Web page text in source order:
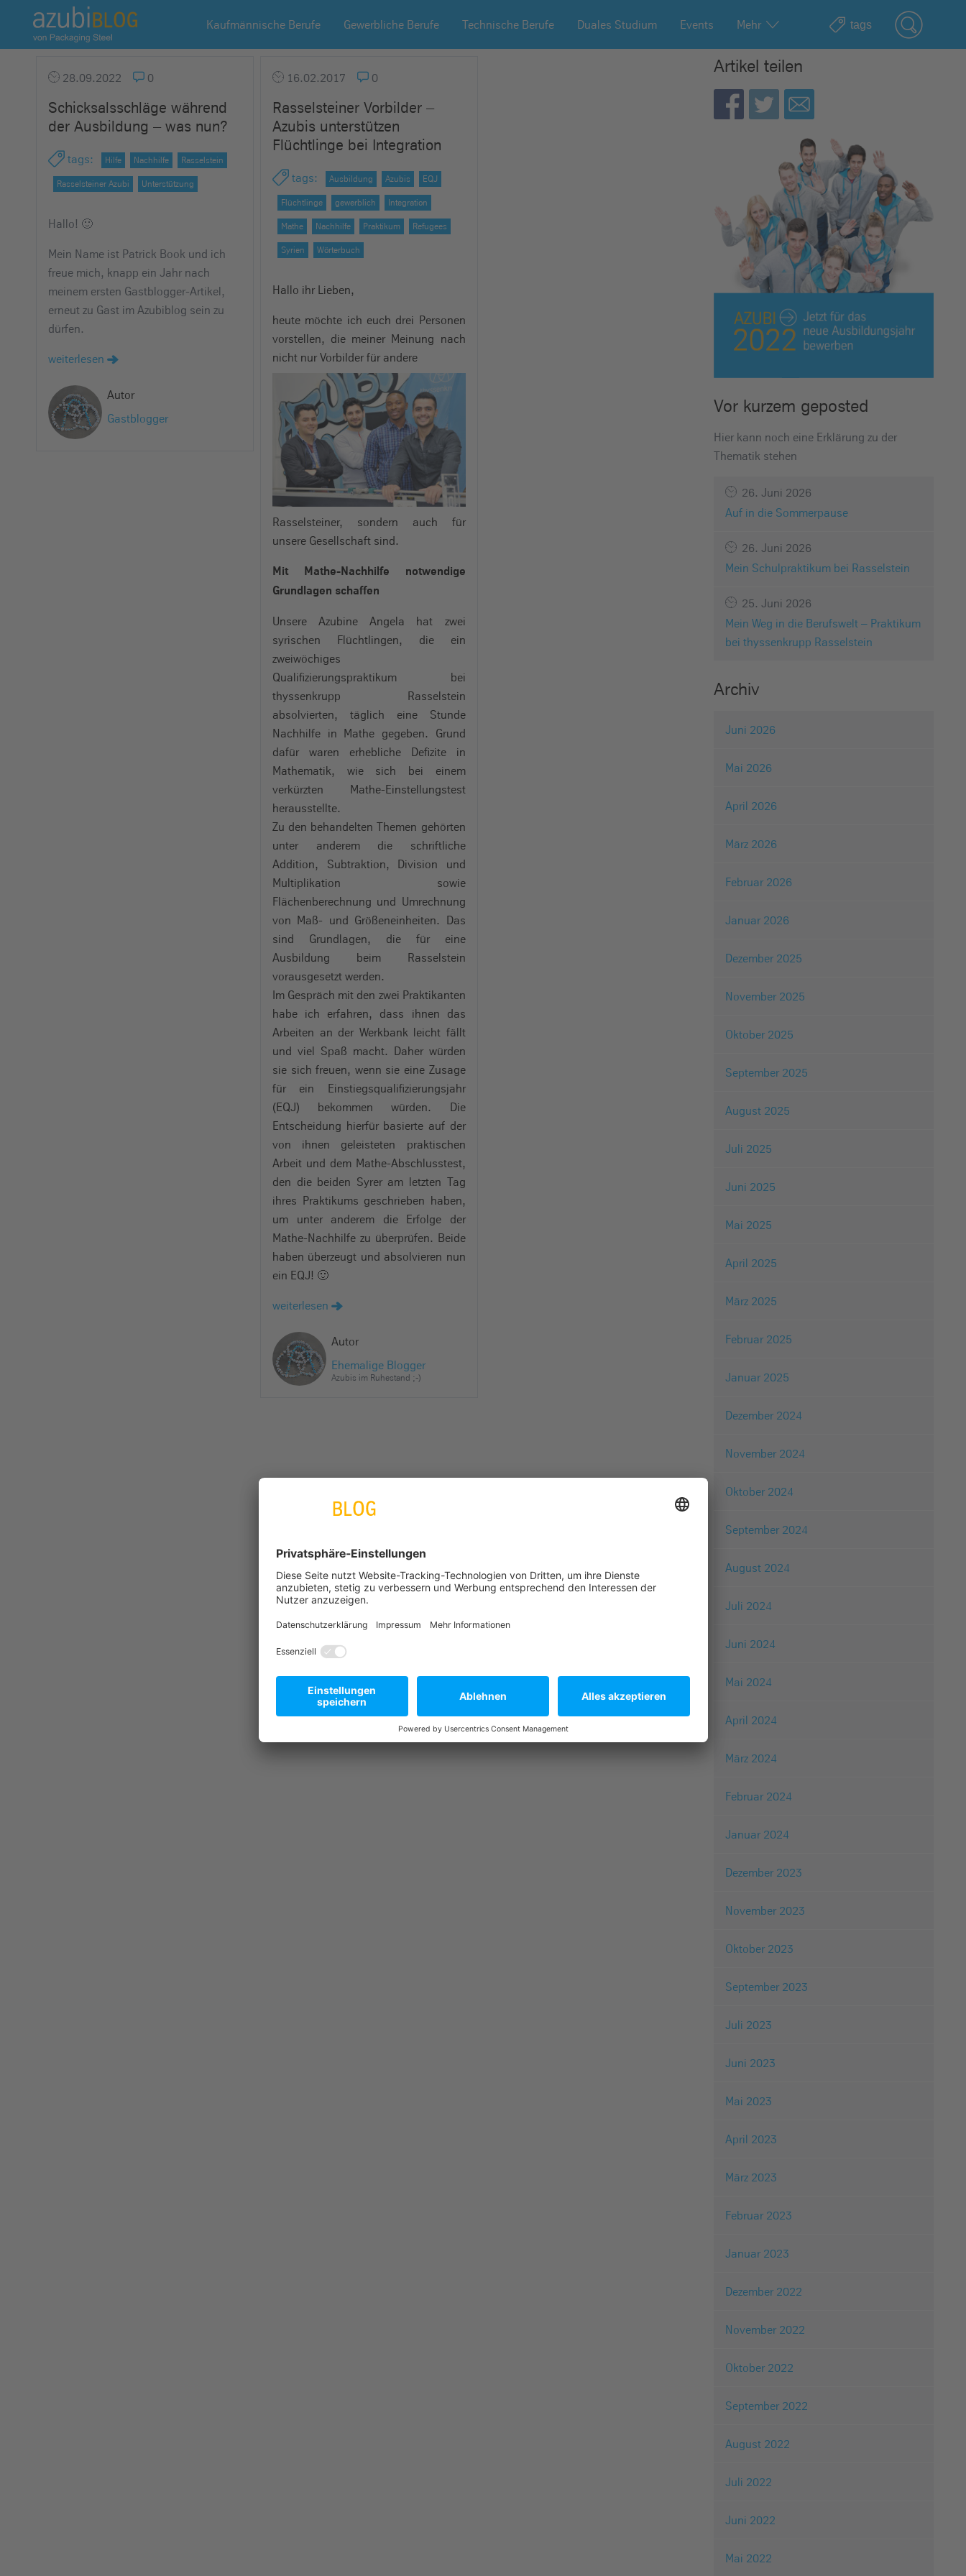
A
z
u
Kaufmännische Berufe Gewerbliche Berufe Technische Berufe Duales Studium Events Mehr
28.09.2022 0
Schicksalsschläge während
der Ausbildung – was nun?
tags: Hilfe Nachhilfe Rasselstein
Rasselsteiner Azubi Unterstützung
Hallo! 🙂
Mein Name ist Patrick Book und ich
freue mich, knapp ein Jahr nach
meinem ersten Gastblogger-Artikel,
erneut zu Gast im Azubiblog sein zu
dürfen.
weiterlesen
Autor
Gastblogger
16.02.2017 0
Rasselsteiner Vorbilder –
Azubis unterstützen
Flüchtlinge bei Integration
tags: Ausbildung Azubis EQJ
Flüchtlinge gewerblich Integration
Mathe Nachhilfe Praktikum Refugees
Syrien Wörterbuch
Hallo ihr Lieben,
heute möchte ich euch drei Personen
vorstellen, die meiner Meinung nach
nicht nur Vorbilder für andere
Rasselsteiner, sondern auch für
unsere Gesellschaft sind.
Mit Mathe-Nachhilfe notwendige
Grundlagen schaffen
Unsere Azubine Angela hat zwei
syrischen Flüchtlingen, die ein
zweiwöchiges
Qualifizierungspraktikum bei
thyssenkrupp Rasselstein
absolvierten, täglich eine Stunde
Nachhilfe in Mathe gegeben. Grund
dafür waren erhebliche Defizite in
Mathematik, wie sich bei einem
verkürzten Mathe-Einstellungstest
herausstellte.
Zu den behandelten Themen gehörten
unter anderem die schriftliche
Addition, Subtraktion, Division und
Multiplikation sowie
Flächenberechnung und Umrechnung
von Maß- und Größeneinheiten. Das
sind Grundlagen, die für eine
Ausbildung beim Rasselstein
vorausgesetzt werden.
Im Gespräch mit den zwei Praktikanten
habe ich erfahren, dass ihnen das
Arbeiten an der Werkbank leicht fällt
und viel Spaß macht. Daher würden
sie sich freuen, wenn sie eine Zusage
für ein Einstiegsqualifizierungsjahr
(EQJ) bekommen würden. Die
Entscheidung hierfür basierte auf der
von ihnen geleisteten praktischen
Arbeit und dem Mathe-Abschlusstest,
den die beiden Syrer am letzten Tag
ihres Praktikums geschrieben haben,
um unter anderem die Erfolge der
Mathe-Nachhilfe zu überprüfen. Beide
haben überzeugt und absolvieren nun
ein EQJ! 🙂
weiterlesen
Autor
Ehemalige Blogger
Azubis im Ruhestand ;-)
Artikel teilen
Vor kurzem geposted
Hier kann noch eine Erklärung zu der
Thematik stehen
26. Juni 2026
Auf in die Sommerpause
26. Juni 2026
Mein Schulpraktikum bei Rasselstein
25. Juni 2026
Mein Weg in die Berufswelt – Praktikum
bei thyssenkrupp Rasselstein
Archiv
Juni 2026
Mai 2026
April 2026
März 2026
Februar 2026
Januar 2026
Dezember 2025
November 2025
Oktober 2025
September 2025
August 2025
Juli 2025
Juni 2025
Mai 2025
April 2025
März 2025
Februar 2025
Januar 2025
Dezember 2024
November 2024
Oktober 2024
September 2024
August 2024
Juli 2024
Juni 2024
Mai 2024
April 2024
März 2024
Februar 2024
Januar 2024
Dezember 2023
November 2023
Oktober 2023
September 2023
Juli 2023
Juni 2023
Mai 2023
April 2023
März 2023
Februar 2023
Januar 2023
Dezember 2022
November 2022
Oktober 2022
September 2022
August 2022
Juli 2022
Juni 2022
Mai 2022